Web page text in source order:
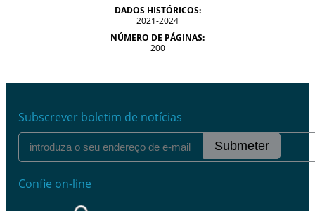
DADOS HISTÓRICOS:
2021-2024
NÚMERO DE PÁGINAS:
200
Subscrever boletim de notícias
Submeter
Confie on-line